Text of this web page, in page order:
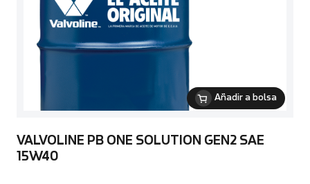
Añadir a bolsa
VALVOLINE PB ONE SOLUTION GEN2 SAE
15W40